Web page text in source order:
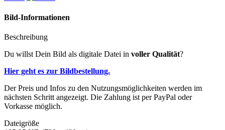
Bild-Informationen
Beschreibung
Du willst Dein Bild als digitale Datei in voller Qualität?
Hier geht es zur Bildbestellung.
Der Preis und Infos zu den Nutzungsmöglichkeiten werden im
nächsten Schritt angezeigt. Die Zahlung ist per PayPal oder
Vorkasse möglich.
Dateigröße